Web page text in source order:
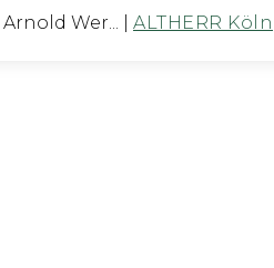
Arnold Wer... ALTHERR Köln